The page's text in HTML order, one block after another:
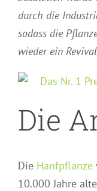
durch die
sodass die
wieder ein
Die
Die Hanfpflanze
10.000 Jahre